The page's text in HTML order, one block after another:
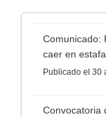
Comunicado:
caer en
Publicado el 30
Convocatoria